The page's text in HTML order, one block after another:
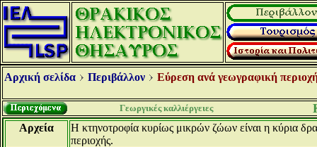
Αρχική σελίδα Περιβάλλον Εύρεση ανά γεωγραφική
Γεωργικές καλλιέργειες
Αρχεία
Η κτηνοτροφία κυρίως μικρών ζώων είναι η κύρια
περιοχής.